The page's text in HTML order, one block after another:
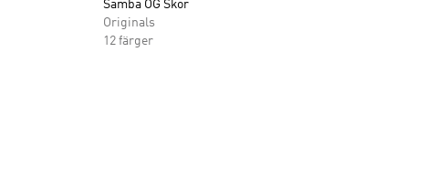
Samba OG Skor
Originals
12 färger